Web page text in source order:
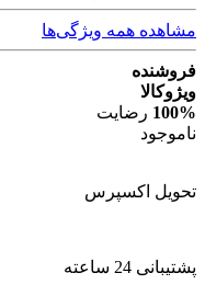
مشاهده همه ویژگی‌ها
فروشنده
ویژوکالا
100% رضایت
ناموجود
تحویل اکسپرس
پشتیبانی 24 ساعته